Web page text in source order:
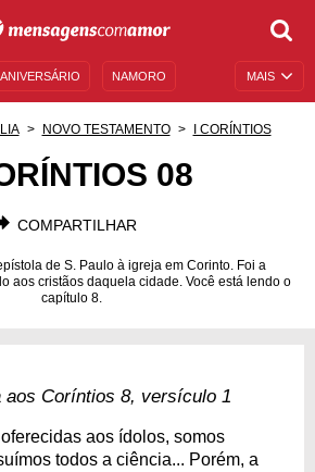
MAIS
ANIVERSÁRIO NAMORO
AUTOAJUDA
NOVO TESTAMENTO I CORÍNTIOS
08
COMPARTILHAR
de S. Paulo à igreja em Corinto. Foi a
aos cristãos daquela cidade. Você está lendo o
capítulo 8.
aos Coríntios 8, versículo 1
aos ídolos, somos
todos a ciência... Porém, a